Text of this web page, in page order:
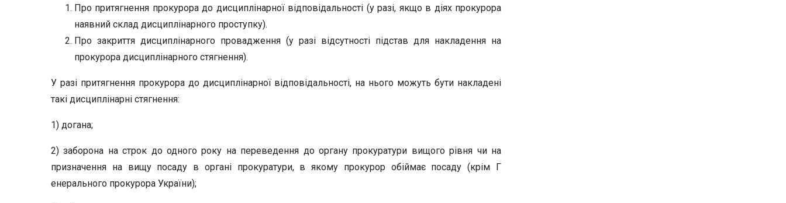
Про притягнення прокурора до дисциплінарної відповідальності (у разі, якщо в діях прокурора
наявний склад дисциплінарного проступку).
Про закриття дисциплінарного провадження (у разі відсутності підстав для накладення на
прокурора дисциплінарного стягнення).
У разі притягнення прокурора до дисциплінарної відповідальності, на нього можуть бути накладені
такі дисциплінарні стягнення:
1) догана;
2) заборона на строк до одного року на переведення до органу прокуратури вищого рівня чи на
призначення на вищу посаду в органі прокуратури, в якому прокурор обіймає посаду (крім Г
енерального прокурора України);